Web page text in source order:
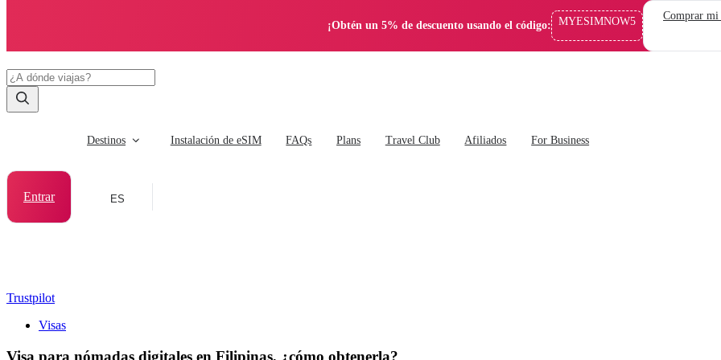
¡Obtén un 5% de descuento usando el código: MYESIMNOW5 Comprar
Destinos Instalación de eSIM FAQs Plans Travel Club Afiliados For Business
Entrar ES
Trustpilot
Visas
Visa para nómadas digitales en Filipinas, ¿cómo obtenerla?